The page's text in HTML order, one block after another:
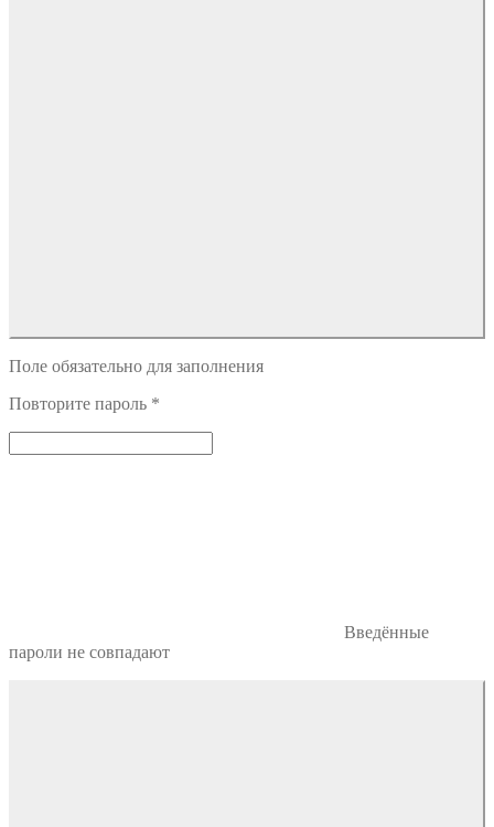
Поле обязательно для заполнения
Повторите пароль *
Введённые
пароли не совпадают